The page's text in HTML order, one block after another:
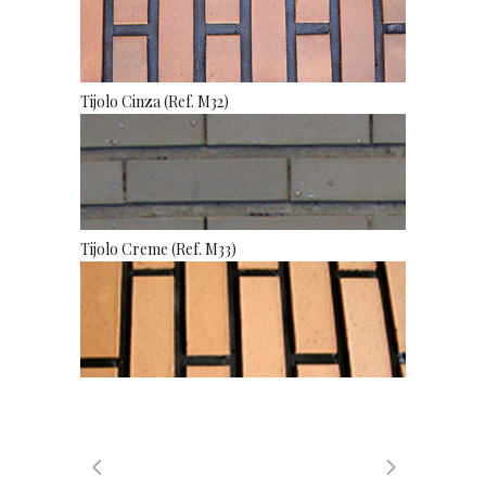
Tijolo Cinza (Ref. M32)
Tijolo Creme (Ref. M33)